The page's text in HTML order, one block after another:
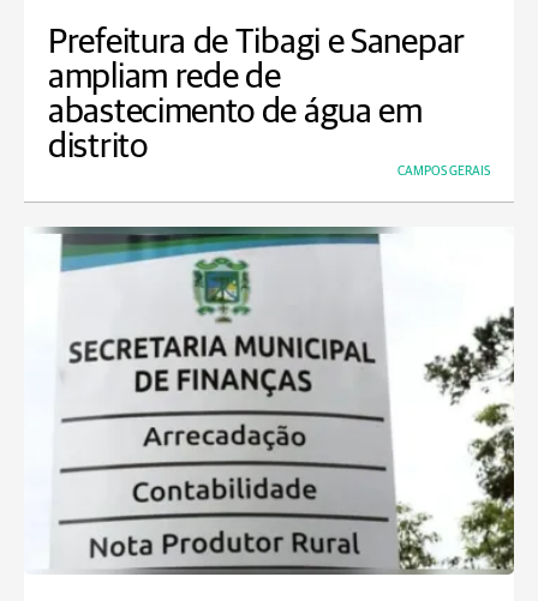
Prefeitura de Tibagi e Sanepar
ampliam rede de
abastecimento de água em
distrito
CAMPOS GERAIS